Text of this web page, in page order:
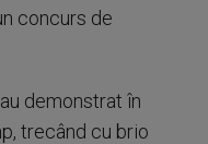
concurs de
demonstrat în
trecând cu brio